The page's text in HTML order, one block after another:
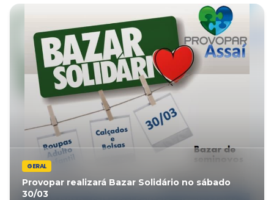
GERAL
Provopar realizará Bazar Solidário no sábado
30/03